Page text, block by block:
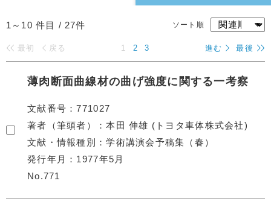
1～10 件目 / 27件 ソート順
最初 戻る 1 2 3 進む 最後
薄肉断面曲線材の曲げ強度に関する一考察
文献番号
771027
著者（筆頭者）
本田 伸雄 (トヨタ車体株式会社)
文献・情報種別
学術講演会予稿集（春）
発行年月
1977年5月
No.771